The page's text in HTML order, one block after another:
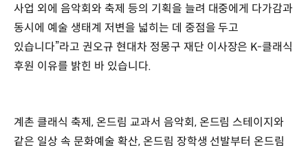
사업 외에 음악회와 축제 등의 기획을 늘려 대중에게 다가감과
동시에 예술 생태계 저변을 넓히는 데 중점을 두고
있습니다”라고 권오규 현대차 정몽구 재단 이사장은 K-클래식
후원 이유를 밝힌 바 있습니다.
계촌 클래식 축제, 온드림 교과서 음악회, 온드림 스테이지와
같은 일상 속 문화예술 확산, 온드림 장학생 선발부터 온드림